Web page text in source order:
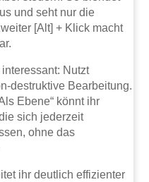
und seht nur die
[Alt] + Klick macht
Nutzt
destruktive Bearbeitung.
Ebene“ könnt ihr
sich jederzeit
ohne das
ihr deutlich effizienter